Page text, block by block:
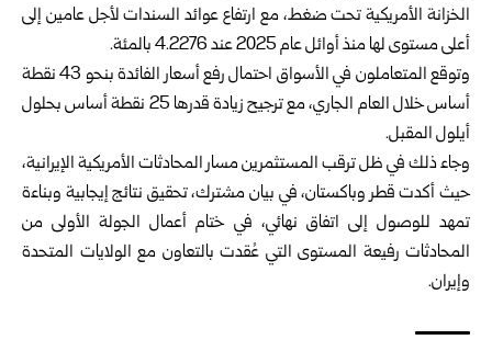
الخزانة الأمريكية تحت ضغط، مع ارتفاع عوائد السندات لأجل عامين إلى
أعلى مستوى لها منذ أوائل عام 2025 عند 4.2276 بالمئة.
وتوقع المتعاملون في الأسواق احتمال رفع أسعار الفائدة بنحو 43 نقطة
أساس خلال العام الجاري، مع ترجيح زيادة قدرها 25 نقطة أساس بحلول
أيلول المقبل.
وجاء ذلك في ظل ترقب المستثمرين مسار المحادثات الأمريكية الإيرانية،
حيث أكدت قطر وباكستان، في بيان مشترك، تحقيق نتائج إيجابية وبناءة
تمهد للوصول إلى اتفاق نهائي، في ختام أعمال الجولة الأولى من
المحادثات رفيعة المستوى التي عُقدت بالتعاون مع الولايات المتحدة
وإيران.